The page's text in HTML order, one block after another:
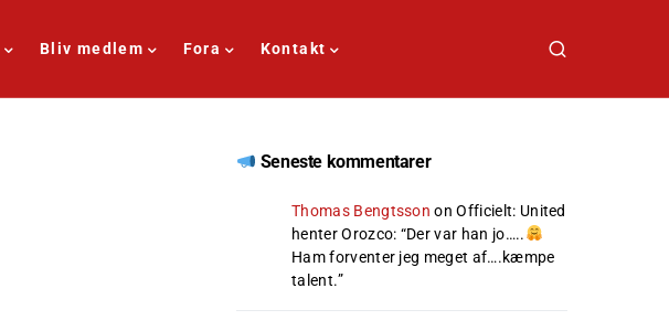
Bliv medlem Fora Kontakt
Seneste kommentarer
Thomas Bengtsson onOfficielt: United
henter Orozco: “Der var han jo…..
Ham forventer jeg meget af….kæmpe
talent.”